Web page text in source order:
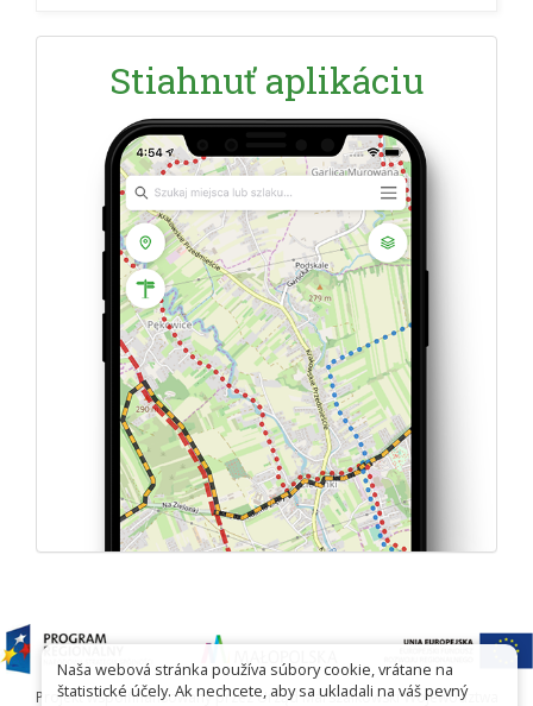
Stiahnuť aplikáciu
Projekt współfinansowany przez Urząd Marszałkowski Województwa
Naša webová stránka používa súbory cookie, vrátane na
štatistické účely. Ak nechcete, aby sa ukladali na váš pevný